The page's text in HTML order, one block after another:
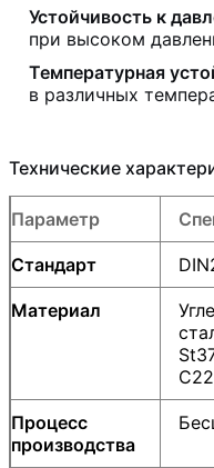
Устойчивость к
при высоком
Температурная
в различных
Технические
Параметр
Стандарт
Материал
Процесс
производства